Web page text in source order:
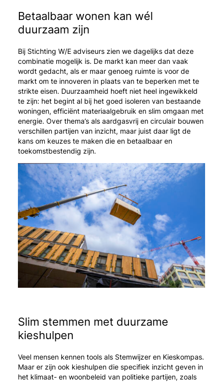
Betaalbaar wonen kan wél
duurzaam zijn
Bij Stichting W/E adviseurs zien we dagelijks dat deze
combinatie mogelijk is. De markt kan meer dan vaak
wordt gedacht, als er maar genoeg ruimte is voor de
markt om te innoveren in plaats van te beperken met te
strikte eisen. Duurzaamheid hoeft niet heel ingewikkeld
te zijn: het begint al bij het goed isoleren van bestaande
woningen, efficiënt materiaalgebruik en slim omgaan met
energie. Over thema’s als aardgasvrij en circulair bouwen
verschillen partijen van inzicht, maar juist daar ligt de
kans om keuzes te maken die en betaalbaar en
toekomstbestendig zijn.
Slim stemmen met duurzame
kieshulpen
Veel mensen kennen tools als Stemwijzer en Kieskompas.
Maar er zijn ook kieshulpen die specifiek inzicht geven in
het klimaat- en woonbeleid van politieke partijen, zoals